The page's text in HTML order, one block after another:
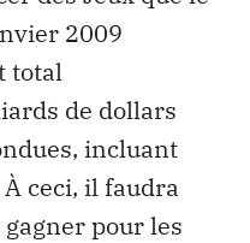
2009
total
de dollars
incluant
À ceci, il faudra
pour les